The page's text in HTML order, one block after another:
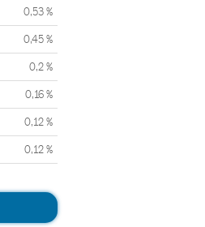
0,53 %
0,45 %
0,2 %
0,16 %
0,12 %
0,12 %